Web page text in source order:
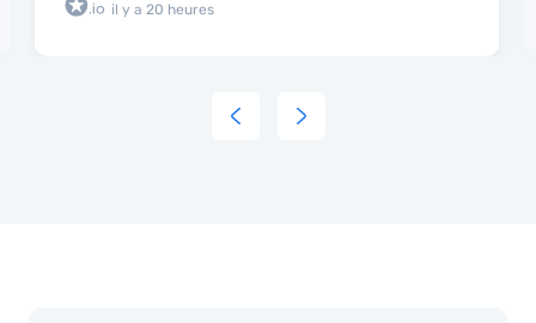
il y a 20 heures